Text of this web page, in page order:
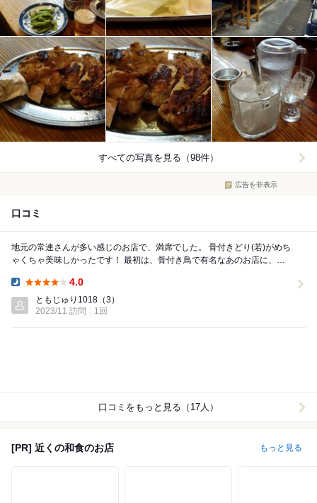
すべての写真を見る（98件）
広告を非表示
口コミ
地元の常連さんが多い感じのお店で、満席でした。 骨付きどり(若)がめち
ゃくちゃ美味しかったです！ 最初は、骨付き鳥で有名なあのお店に、
4.0
ともじゅり1018 （3）
2023/11 訪問
1回
口コミをもっと見る（17人）
[PR] 近くの和食のお店 もっと見る